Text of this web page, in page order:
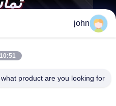
john
10:51 PM
product are you looking for?